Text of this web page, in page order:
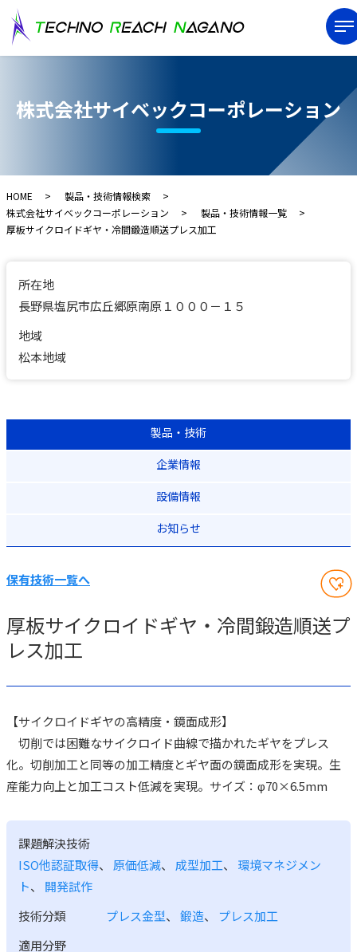
株式会社サイベックコーポレーション
HOME
製品・技術情報検索
株式会社サイベックコーポレーション
製品・技術情報一覧
厚板サイクロイドギヤ・冷間鍛造順送プレス加工
所在地
長野県塩尻市広丘郷原南原１０００－１５
地域
松本地域
製品・技術
企業情報
設備情報
お知らせ
保有技術一覧へ
厚板サイクロイドギヤ・冷間鍛造順送プ
レス加工
【サイクロイドギヤの高精度・鏡面成形】
切削では困難なサイクロイド曲線で描かれたギヤをプレス
化。切削加工と同等の加工精度とギヤ面の鏡面成形を実現。生
産能力向上と加工コスト低減を実現。サイズ：φ70×6.5mm
課題解決技術
ISO他認証取得、 原価低減、 成型加工、 環境マネジメン
ト、 開発試作
技術分類
プレス金型、 鍛造、 プレス加工
適用分野